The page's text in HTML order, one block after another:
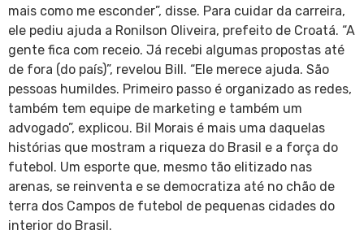
mais como me esconder”, disse. Para cuidar da carreira,
ele pediu ajuda a Ronilson Oliveira, prefeito de Croatá. “A
gente fica com receio. Já recebi algumas propostas até
de fora (do país)”, revelou Bill. “Ele merece ajuda. São
pessoas humildes. Primeiro passo é organizado as redes,
também tem equipe de marketing e também um
advogado”, explicou. Bil Morais é mais uma daquelas
histórias que mostram a riqueza do Brasil e a força do
futebol. Um esporte que, mesmo tão elitizado nas
arenas, se reinventa e se democratiza até no chão de
terra dos Campos de futebol de pequenas cidades do
interior do Brasil.